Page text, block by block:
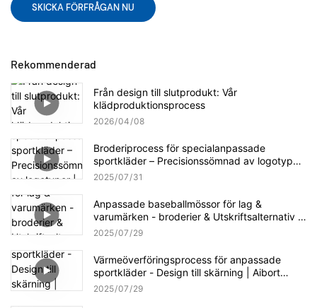
SKICKA FÖRFRÅGAN NU
Rekommenderad
Från design till slutprodukt: Vår
klädproduktionsprocess
2026 04 08
Broderiprocess för specialanpassade
sportkläder – Precisionssömnad av logotyper
| AIBORT Factory Craftsmanship
2025 07 31
Anpassade baseballmössor för lag &
varumärken - broderier & Utskriftsalternativ |
Aibort Cap Collection
2025 07 29
Värmeöverföringsprocess för anpassade
sportkläder - Design till skärning | Aibort
Production Workflow
2025 07 29